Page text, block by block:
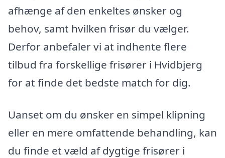
afhænge af den enkeltes ønsker og
behov, samt hvilken frisør du vælger.
Derfor anbefaler vi at indhente flere
tilbud fra forskellige frisører i Hvidbjerg
for at finde det bedste match for dig.
Uanset om du ønsker en simpel klipning
eller en mere omfattende behandling, kan
du finde et væld af dygtige frisører i